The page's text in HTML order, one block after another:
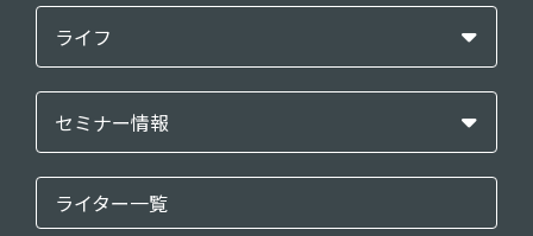
ライフ
セミナー情報
ライター一覧